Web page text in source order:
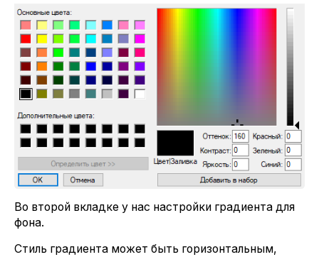
Во второй вкладке у нас настройки градиента для
фона.
Стиль градиента может быть горизонтальным,